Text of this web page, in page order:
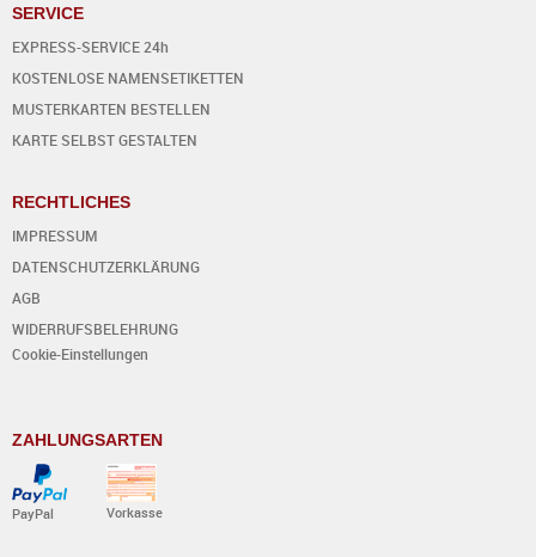
SERVICE
EXPRESS-SERVICE 24h
KOSTENLOSE NAMENSETIKETTEN
MUSTERKARTEN BESTELLEN
KARTE SELBST GESTALTEN
RECHTLICHES
IMPRESSUM
DATENSCHUTZERKLÄRUNG
AGB
WIDERRUFSBELEHRUNG
Cookie-Einstellungen
ZAHLUNGSARTEN
PayPal Vorkasse